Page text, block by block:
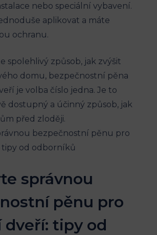
nebo speciální vybavení.
aplikovat a máte
ochranu.
spolehlivý způsob, jak zvýšit
domu, bezpečnostní pěna
je volba číslo jedna. Je to
dostupný a účinný způsob, jak
před zloději.
správnou
pěnu pro
dveří: tipy od